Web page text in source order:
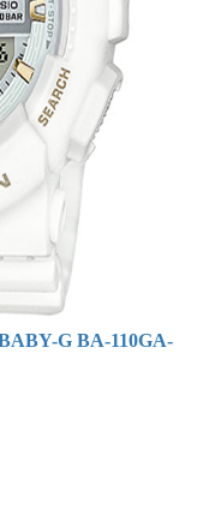
G BA-110GA-